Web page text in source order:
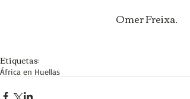
Omer Freixa.
Etiquetas:
África en Huellas